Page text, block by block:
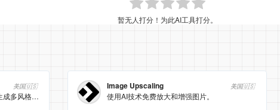
暂无人打分！为此AI工具打分。
美国🇺🇸
AI室内设计工具免费帮助用户快速生成多风格设计方案，提升装修效率。
Image Upscaling 美国🇺🇸
使用AI技术免费放大和增强图片。